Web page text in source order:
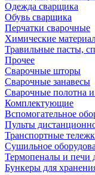
Одежда сварщика
Обувь сварщика
Перчатки сварочные
Химические
Травильные пасты,
Прочее
Сварочные шторы
Сварочные занавесы
Сварочные полотна и
Комплектующие
Вспомогательное
Пульты
Транспортные
Сушильное
Термопеналы и печи
Бункеры для